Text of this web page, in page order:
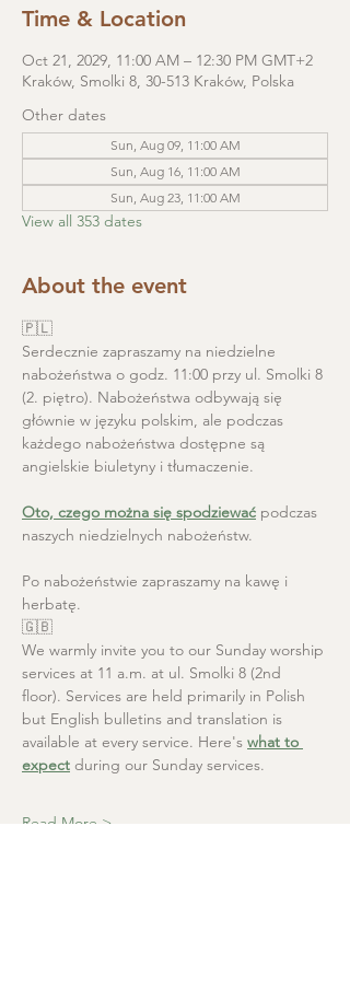
Time & Location
Oct 21, 2029, 11:00 AM – 12:30 PM GMT+2
Kraków, Smolki 8, 30-513 Kraków, Polska
Other dates
Sun, Aug 09, 11:00 AM
Sun, Aug 16, 11:00 AM
Sun, Aug 23, 11:00 AM
View all 353 dates
About the event
🇵🇱
Serdecznie zapraszamy na niedzielne
nabożeństwa o godz. 11:00 przy ul. Smolki 8
(2. piętro). Nabożeństwa odbywają się
głównie w języku polskim, ale podczas
każdego nabożeństwa dostępne są
angielskie biuletyny i tłumaczenie.
Oto, czego można się spodziewać podczas
naszych niedzielnych nabożeństw.
Po nabożeństwie zapraszamy na kawę i
herbatę.
🇬🇧
We warmly invite you to our Sunday worship
services at 11 a.m. at ul. Smolki 8 (2nd
floor). Services are held primarily in Polish
but English bulletins and translation is
available at every service. Here's what to
expect during our Sunday services.
Read More >